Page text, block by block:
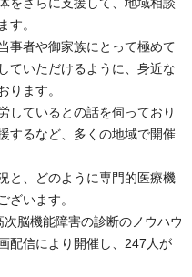
す。
事者や御家族にとって極めて
ていただけるように、身近な
ります。
しているとの話を伺っており
するなど、多くの地域で開催
と、どのように専門的医療機
ざいます。
脳機能障害の診断のノウハウ
配信により開催し、247人が